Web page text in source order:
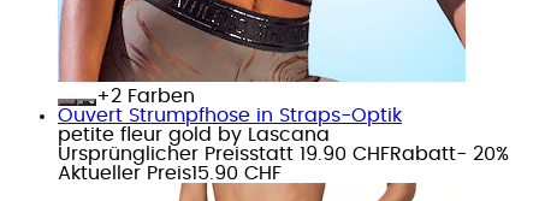
+
Farben
Ouvert Strumpfhose in Straps-Optik
petite fleur gold by Lascana
Ursprünglicher Preisstatt 19.90 CHFRabatt- 20%
Aktueller Preis15.90 CHF